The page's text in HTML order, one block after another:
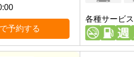
予約する
各種サービス